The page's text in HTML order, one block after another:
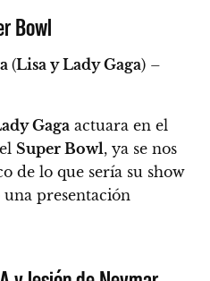
Bowl
(Lisa y Lady Gaga) –
Gaga actuara en el
Super Bowl, ya se nos
de lo que sería su show
presentación